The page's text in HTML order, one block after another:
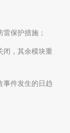
保护措施；
闭，其余模块重
事件发生的日趋